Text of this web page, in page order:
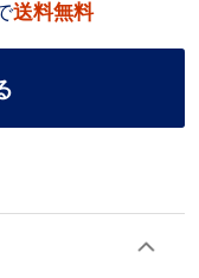
送料無料